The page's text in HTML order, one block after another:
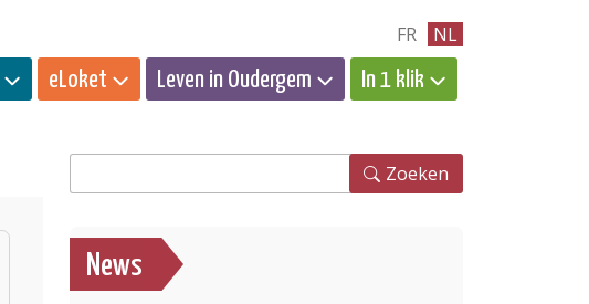
FR NL
eLoket Leven in Oudergem In 1 klik
Zoeken
News